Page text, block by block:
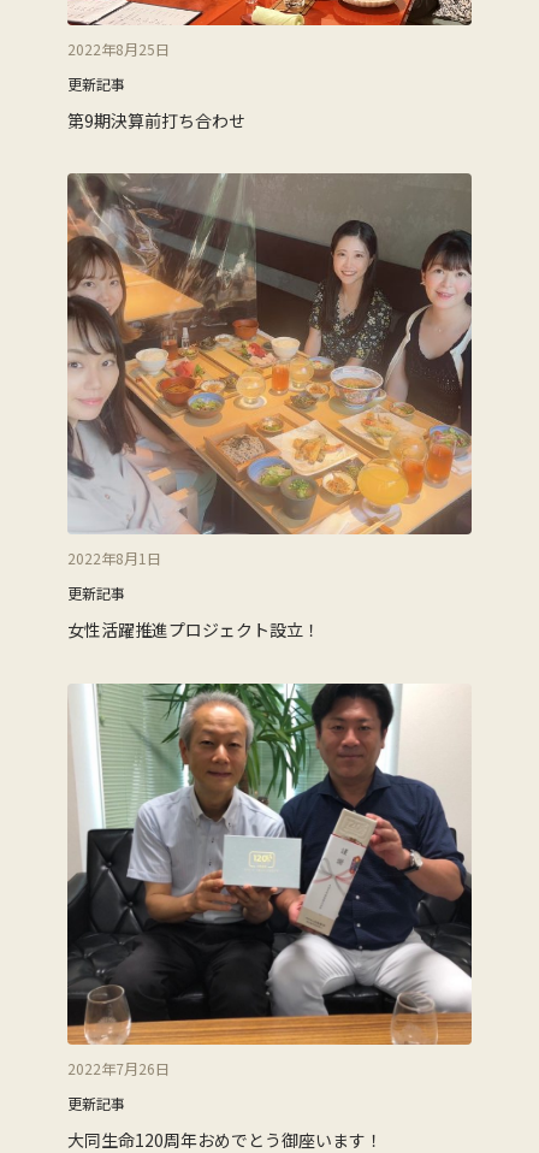
2022年8月25日
更新記事
第9期決算前打ち合わせ
2022年8月1日
更新記事
女性活躍推進プロジェクト設立！
2022年7月26日
更新記事
大同生命120周年おめでとう御座います！